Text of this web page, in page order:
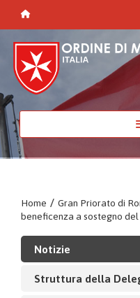
Home / Gran Priorato di
beneficenza a sostegno del
Notizie
Struttura della